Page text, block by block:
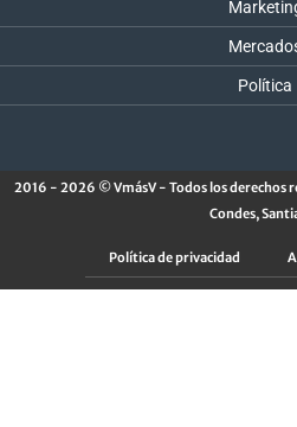
Política
2016 - 2026 © VmásV - Todos los derechos
Condes,
Política de privacidad